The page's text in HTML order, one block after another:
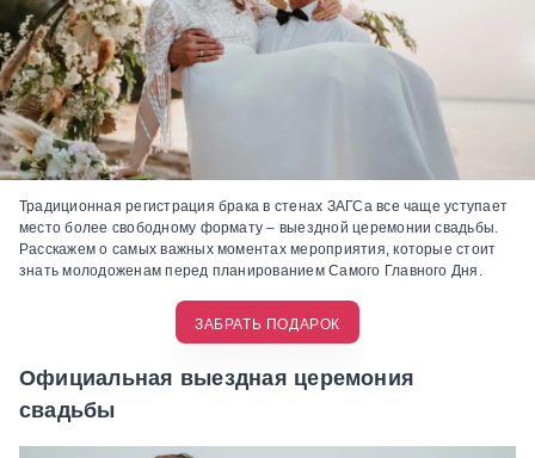
Традиционная регистрация брака в стенах ЗАГСа все чаще уступает
место более свободному формату – выездной церемонии свадьбы.
Расскажем о самых важных моментах мероприятия, которые стоит
знать молодоженам перед планированием Самого Главного Дня.
ЗАБРАТЬ ПОДАРОК
Официальная выездная церемония
свадьбы